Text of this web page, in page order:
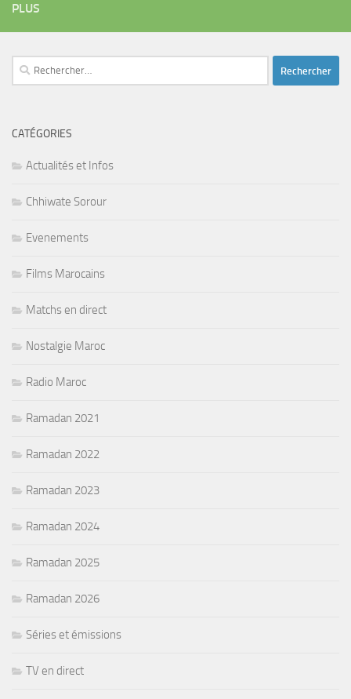
PLUS
Rechercher :
CATÉGORIES
Actualités et Infos
Chhiwate Sorour
Evenements
Films Marocains
Matchs en direct
Nostalgie Maroc
Radio Maroc
Ramadan 2021
Ramadan 2022
Ramadan 2023
Ramadan 2024
Ramadan 2025
Ramadan 2026
Séries et émissions
TV en direct